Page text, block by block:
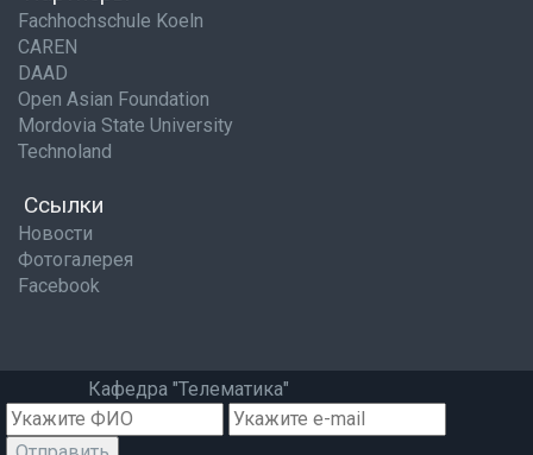
Fachhochschule Koeln
CAREN
DAAD
Open Asian Foundation
Mordovia State University
Technoland
Ссылки
Новости
Фотогалерея
Facebook
Кафедра "Телематика"